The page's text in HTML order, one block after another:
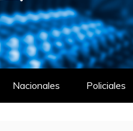
Nacionales Policiales